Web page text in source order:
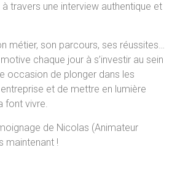
travers une interview authentique et
métier, son parcours, ses réussites…
chaque jour à s’investir au sein
occasion de plonger dans les
et de mettre en lumière
font vivre.
de Nicolas (Animateur
maintenant !